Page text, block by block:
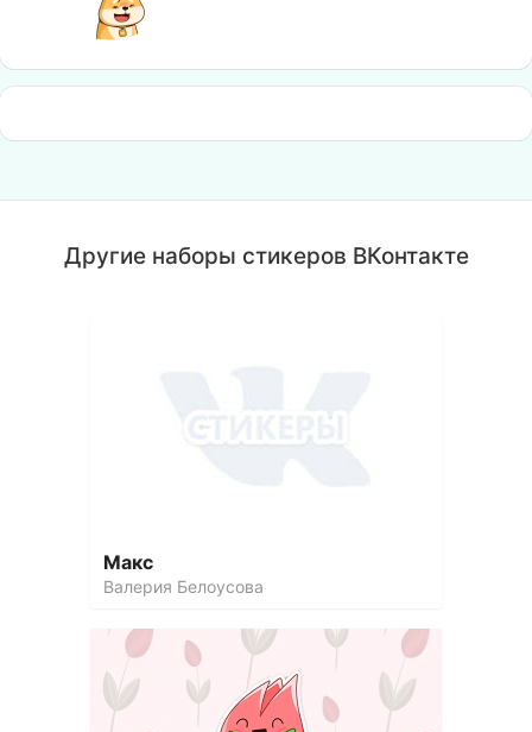
Другие наборы стикеров ВКонтакте
Макс
Валерия Белоусова